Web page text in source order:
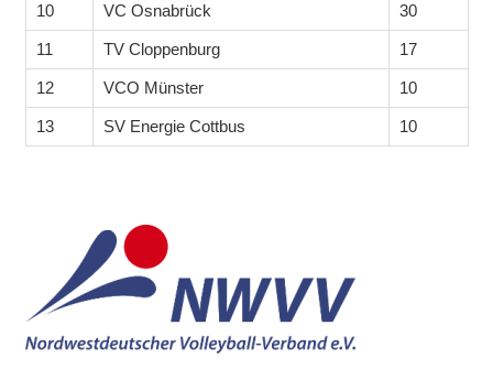
10 VC Osnabrück 30
11 TV Cloppenburg 17
12 VCO Münster 10
13 SV Energie Cottbus 10